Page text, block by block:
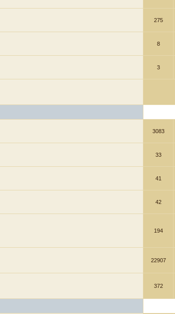
275
8
3
3083
33
41
42
194
22907
372